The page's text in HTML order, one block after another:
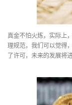
真金不怕火炼，实际上
理规范，我们可以觉得
了许可，未来的发展将